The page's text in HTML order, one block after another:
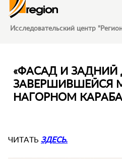
Исследовательский центр
«ФАСАД И ЗАДНИЙ
ЗАВЕРШИВШЕЙСЯ
НАГОРНОМ
ЧИТАТЬ ЗДЕСЬ.